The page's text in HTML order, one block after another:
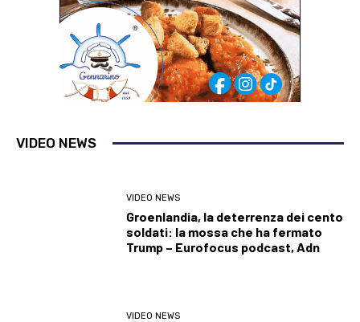
VIDEO NEWS
VIDEO NEWS
Groenlandia, la deterrenza dei cento
soldati: la mossa che ha fermato
Trump – Eurofocus podcast, Adn
VIDEO NEWS